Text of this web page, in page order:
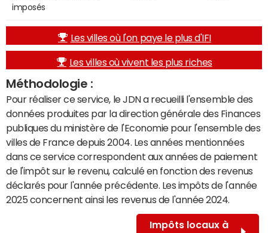
imposés
Les villes où l'on paye le plus d'IFI
Les villes où vivent les plus riches
Méthodologie :
Pour réaliser ce service, le JDN a recueilli l'ensemble des
données produites par la direction générale des Finances
publiques du ministère de l'Economie pour l'ensemble des
villes de France depuis 2004. Les années mentionnées
dans ce service correspondent aux années de paiement
de l'impôt sur le revenu, calculé en fonction des revenus
déclarés pour l'année précédente. Les impôts de l'année
2025 concernent ainsi les revenus de l'année 2024.
Impôts locaux à